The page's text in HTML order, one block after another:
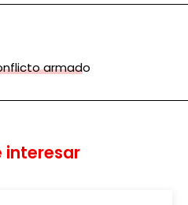
armado
interesar